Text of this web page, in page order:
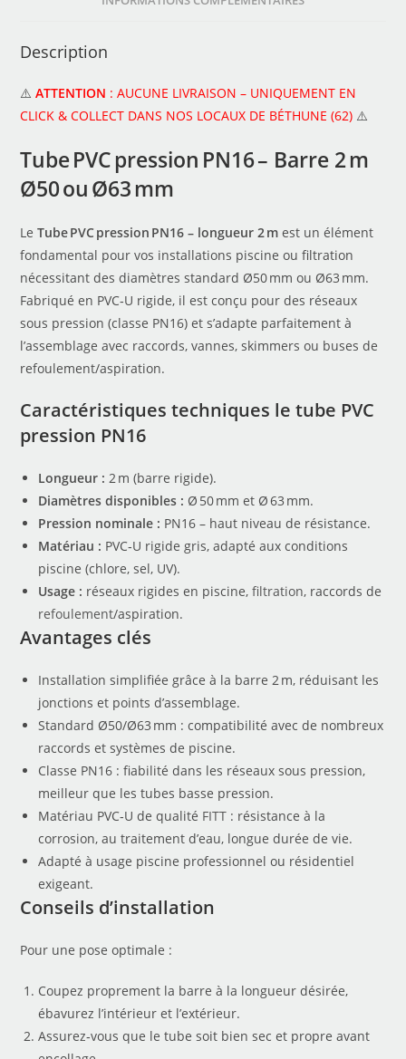
Description
⚠️ATTENTION : AUCUNE LIVRAISON – UNIQUEMENT EN
CLICK & COLLECT DANS NOS LOCAUX DE BÉTHUNE (62) ⚠️
Tube PVC pression PN16 – Barre 2 m
Ø50 ou Ø63 mm
LeTube PVC pression PN16 – longueur 2 m est un élément
fondamental pour vos installations piscine ou filtration
nécessitant des diamètres standard Ø50 mm ou Ø63 mm.
Fabriqué en PVC‑U rigide, il est conçu pour des réseaux
sous pression (classe PN16) et s’adapte parfaitement à
l’assemblage avec raccords, vannes, skimmers ou buses de
refoulement/aspiration.
Caractéristiques techniques letube PVC
pression PN16
Longueur : 2 m (barre rigide).
Diamètres disponibles : Ø 50 mm et Ø 63 mm.
Pression nominale : PN16 – haut niveau de résistance.
Matériau : PVC‑U rigide gris, adapté aux conditions
piscine (chlore, sel, UV).
Usage : réseaux rigides en piscine,filtration, raccords de
refoulement/aspiration.
Avantages clés
Installation simplifiée grâce à la barre 2 m, réduisant les
jonctions et points d’assemblage.
Standard Ø50/Ø63 mm : compatibilité avec de nombreux
raccords et systèmes de piscine.
Classe PN16 : fiabilité dans les réseaux sous pression,
meilleur que les tubes basse pression.
Matériau PVC‑U de qualité FITT : résistance à la
corrosion, au traitement d’eau, longue durée de vie.
Adapté à usage piscine professionnel ou résidentiel
exigeant.
Conseils d’installation
Pour une pose optimale :
Coupez proprement la barre à la longueur désirée,
ébavurez l’intérieur et l’extérieur.
Assurez‑vous que le tube soit bien sec et propre avant